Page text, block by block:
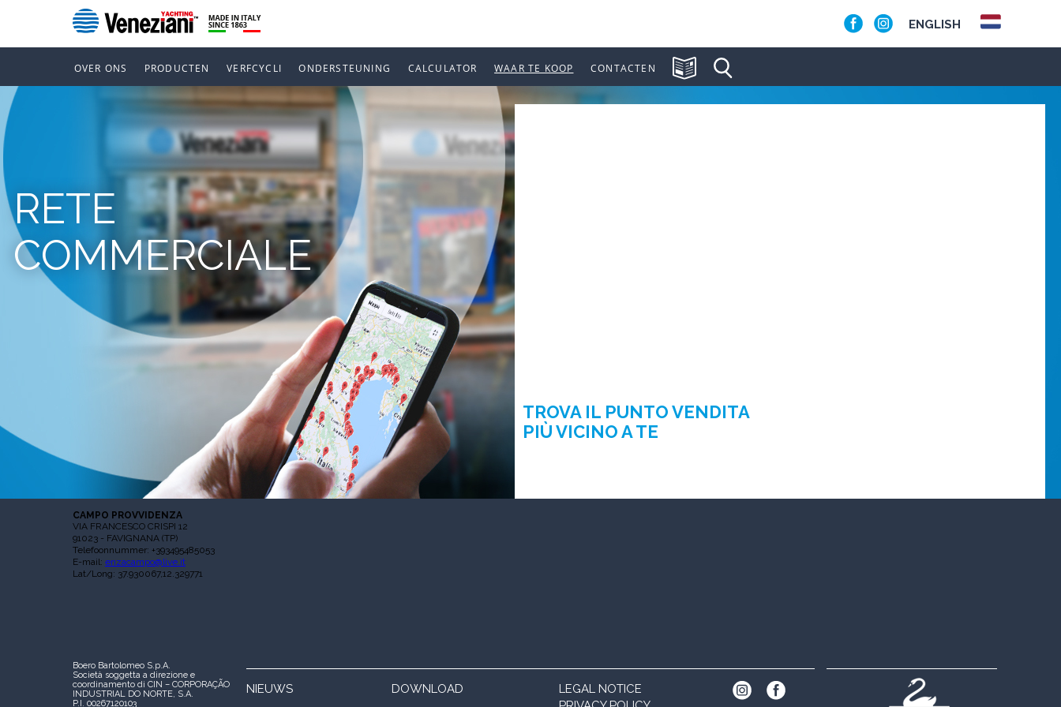
ENGLISH
OVER ONS PRODUCTEN VERFCYCLI ONDERSTEUNING CALCULATOR WAAR TE KOOP CONTACTEN
RETE
COMMERCIALE
TROVA IL PUNTO VENDITA
PIÙ VICINO A TE
CAMPO PROVVIDENZA
VIA FRANCESCO CRISPI 12
91023 - FAVIGNANA (TP)
Telefoonnummer: +393495485053
E-mail: enzacampo@live.it
Lat/Long: 37.930067,12.329771
Boero Bartolomeo S.p.A.
Società soggetta a direzione e
coordinamento di CIN – CORPORAÇÃO
INDUSTRIAL DO NORTE, S.A.
P.I. 00267120103
NIEUWS DOWNLOAD
LEGAL NOTICE